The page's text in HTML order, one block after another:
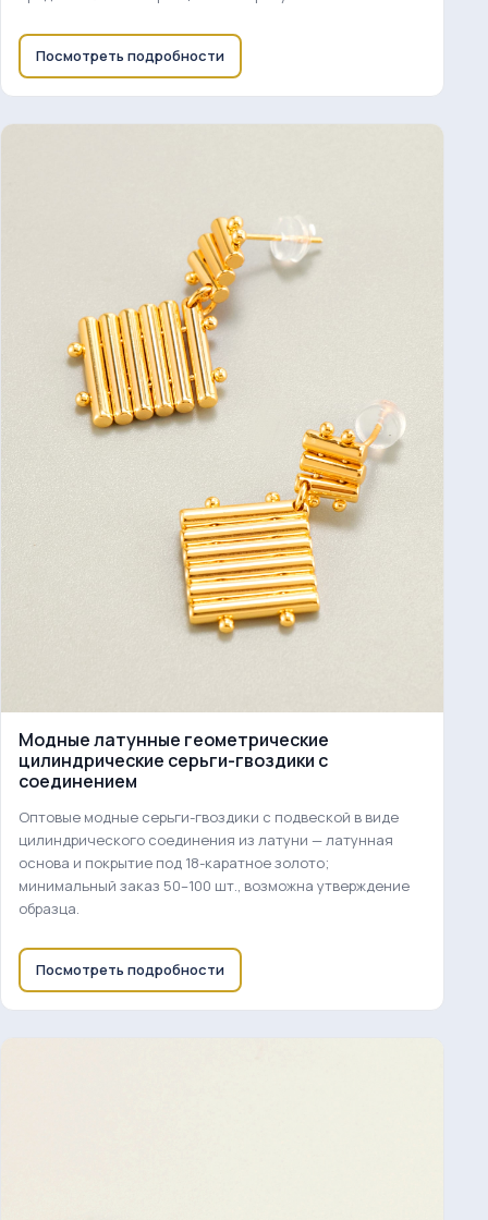
Посмотреть подробности
Модные латунные геометрические
цилиндрические серьги-гвоздики с
соединением
Оптовые модные серьги-гвоздики с подвеской в виде
цилиндрического соединения из латуни — латунная
основа и покрытие под 18-каратное золото;
минимальный заказ 50–100 шт., возможна утверждение
образца.
Посмотреть подробности